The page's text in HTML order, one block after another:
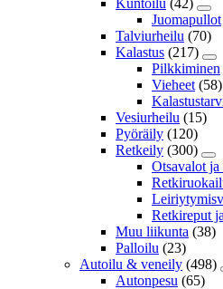
Kuntoilu (42)
Juomapullot
Talviurheilu (70)
Kalastus (217)
Pilkkiminen
Vieheet (58)
Vesiurheilu (15)
Pyöräily (120)
Retkeily (300)
Otsavalot
Retkireput
Muu liikunta (38)
Palloilu (23)
Autoilu & veneily (498)
Autonpesu (65)